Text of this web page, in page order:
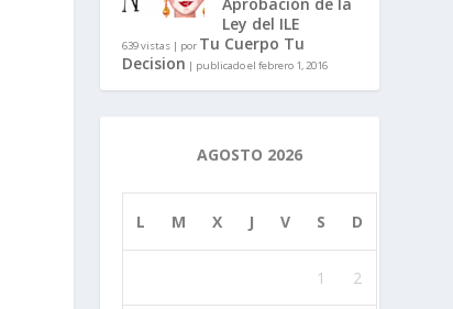
Ley del ILE
639 vistas| por Tu Cuerpo Tu
Decision | publicado el febrero 1, 2016
AGOSTO 2026
L M X J V S D
1 2